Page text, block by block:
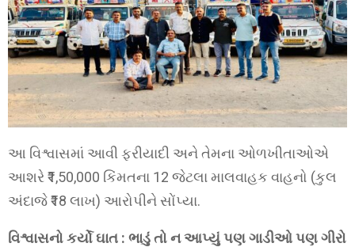
આ વિશ્વાસમાં આવી ફરીયાદી અને તેમના ઓળખીતાઓએ
આશરે ₹1,50,000 કિંમતના 12 જેટલા માલવાહક વાહનો (કુલ
અંદાજે ₹18 લાખ) આરોપીને સોંપ્યા.
વિશ્વાસનો કર્યો ઘાત : ભાડું તો ન આપ્યું પણ ગાડીઓ પણ ગીરો